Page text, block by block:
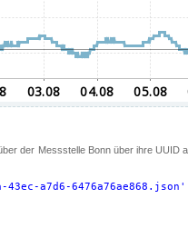
der Messstelle Bonn über ihre UUID
a7d6-6476a76ae868.json '